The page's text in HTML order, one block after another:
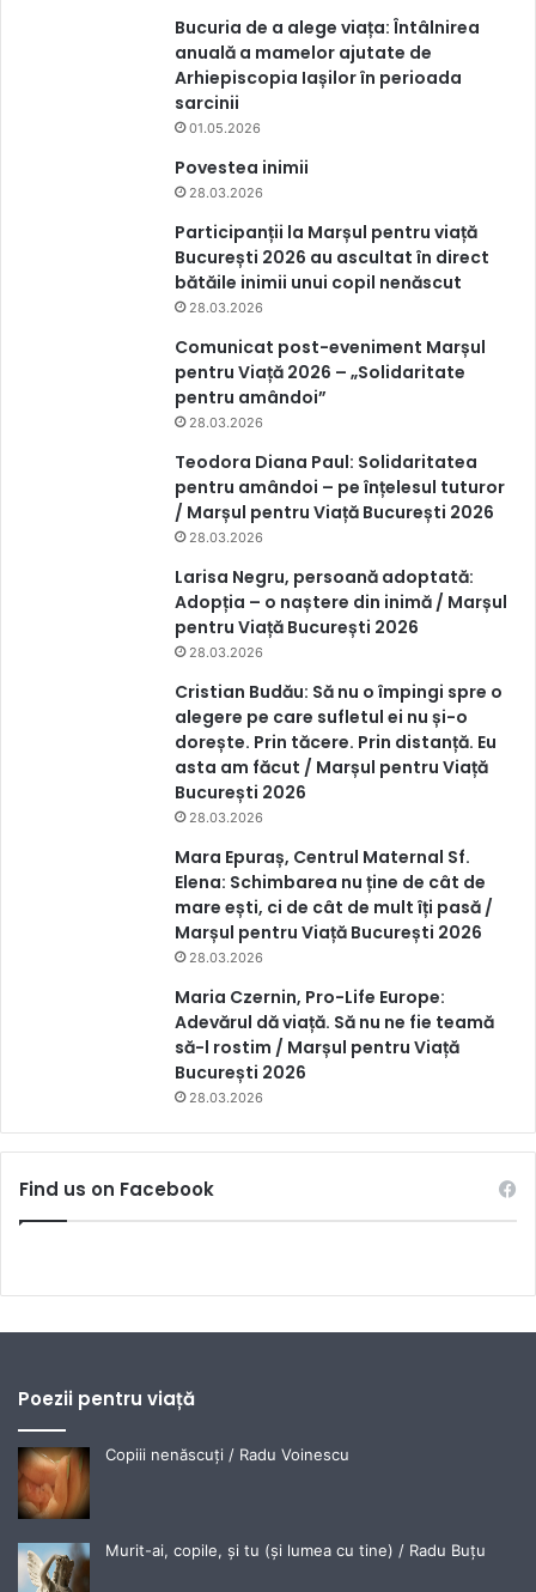
Bucuria de a alege viața: Întâlnirea
anuală a mamelor ajutate de
Arhiepiscopia Iașilor în perioada
sarcinii
01.05.2026
Povestea inimii
28.03.2026
Participanții la Marșul pentru viață
București 2026 au ascultat în direct
bătăile inimii unui copil nenăscut
28.03.2026
Comunicat post-eveniment Marșul
pentru Viață 2026 – „Solidaritate
pentru amândoi”
28.03.2026
Teodora Diana Paul: Solidaritatea
pentru amândoi – pe înțelesul tuturor
/ Marșul pentru Viață București 2026
28.03.2026
Larisa Negru, persoană adoptată:
Adopția – o naștere din inimă / Marșul
pentru Viață București 2026
28.03.2026
Cristian Budău: Să nu o împingi spre o
alegere pe care sufletul ei nu și-o
dorește. Prin tăcere. Prin distanță. Eu
asta am făcut / Marșul pentru Viață
București 2026
28.03.2026
Mara Epuraș, Centrul Maternal Sf.
Elena: Schimbarea nu ține de cât de
mare ești, ci de cât de mult îți pasă /
Marșul pentru Viață București 2026
28.03.2026
Maria Czernin, Pro-Life Europe:
Adevărul dă viață. Să nu ne fie teamă
să-l rostim / Marșul pentru Viață
București 2026
28.03.2026
Find us on Facebook
Poezii pentru viață
Copiii nenăscuți / Radu Voinescu
Murit-ai, copile, și tu (și lumea cu tine) / Radu Buțu